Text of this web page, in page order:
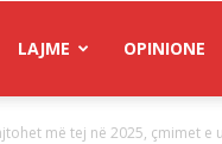
LAJME OPINIONE
më tej në 2025, çmimet e